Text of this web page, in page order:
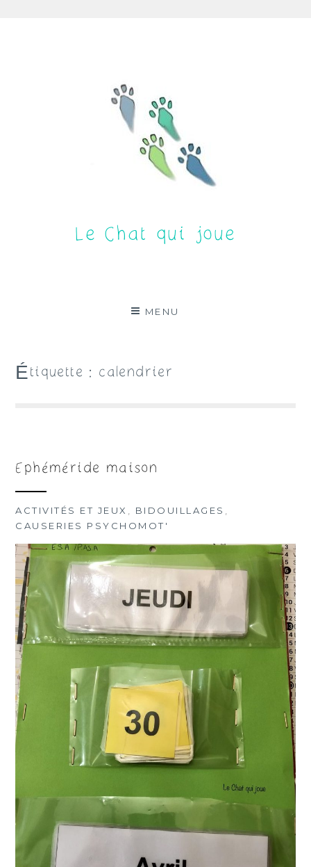
Le Chat qui joue
MENU
Étiquette : calendrier
Ephéméride maison
ACTIVITÉS ET JEUX BIDOUILLAGES
CAUSERIES PSYCHOMOT'